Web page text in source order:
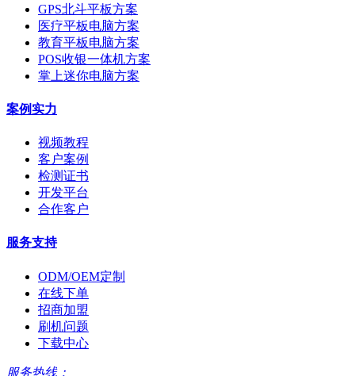
GPS北斗平板方案
医疗平板电脑方案
教育平板电脑方案
POS收银一体机方案
掌上迷你电脑方案
案例实力
视频教程
客户案例
检测证书
开发平台
合作客户
服务支持
ODM/OEM定制
在线下单
招商加盟
刷机问题
下载中心
服务热线：